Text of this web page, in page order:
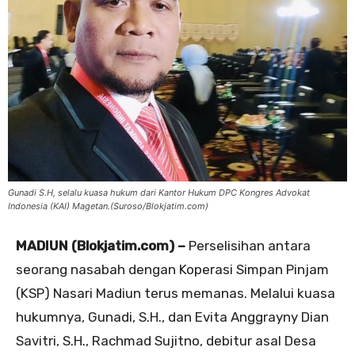
Gunadi S.H, selalu kuasa hukum dari Kantor Hukum DPC Kongres Advokat
Indonesia (KAI) Magetan.(Suroso/Blokjatim.com)
MADIUN (Blokjatim.com) – Perselisihan antara
seorang nasabah dengan Koperasi Simpan Pinjam
(KSP) Nasari Madiun terus memanas. Melalui kuasa
hukumnya, Gunadi, S.H., dan Evita Anggrayny Dian
Savitri, S.H., Rachmad Sujitno, debitur asal Desa